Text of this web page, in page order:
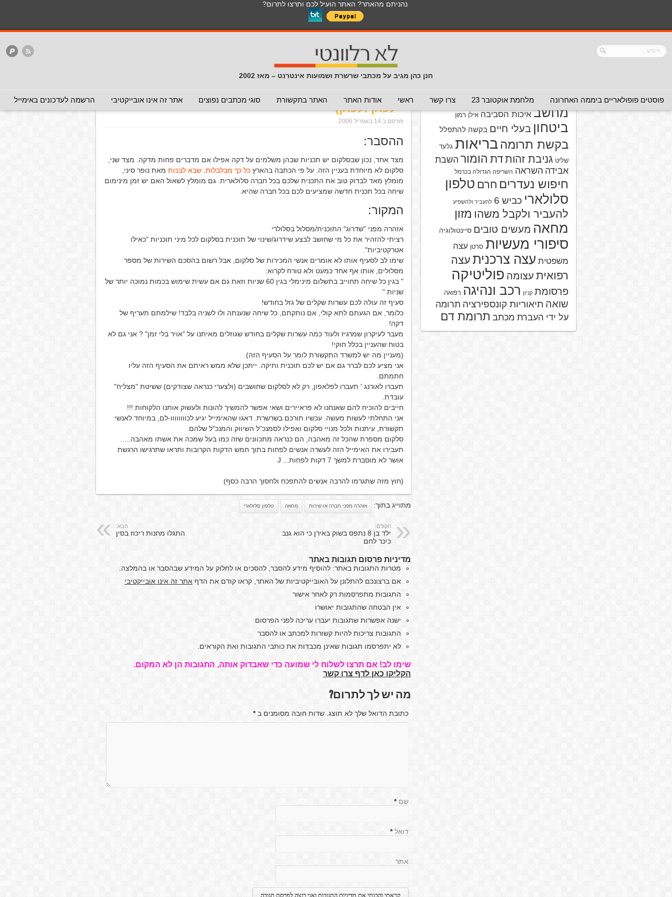
נהניתם מהאתר? האתר הועיל לכם ותרצו לתרום?
חנן כהן מגיב על מכתבי שרשרת ושמועות אינטרנט – מאז 2002
פוסטים פופולאריים ביממה האחרונה מלחמת אוקטובר 23 צרו קשר ראשי אודות האתר האתר בתקשורת סוגי מכתבים נפוצים אתר זה אינו אובייקטיבי הרשמה לעדכונים באימייל
לכל התכנים באתר בנושא נגיף הקורונה
כללי מכתב חוזר מכתבים נפוצים המלצה - לא להעביר המלצה - אפשר להעביר
המלצה - לכאן ולכאן
הנך כאן:דף הבית/המלצה - לכאן ולכאן/ככה סלקום עובדים עלינו בעיניים תעבירו לכולם
- לכאן ולכאן)
פורסם ב 14 באפריל 2006
ההסבר:
מצד אחד, נכון שבסלקום יש תכניות שבהן משלמים על דקה אפילו אם מדברים פחות מדקה. מצד שני,
סלקום לא מיוחדת בעניין הזה. על פי הכתבה בהארץ כל כך מבלבלות, שבא לבכות מאת נופר סיני,
מומלץ מאד לבדוק טוב את התכנית שלכם בכל חברה סלולארית. גם מומלץ לשאול האם יש זמן מינימום
שיחה בכל תכנית חדשה שמציעים לכם בכל חברה שהיא.
המקור:
אזהרה מפני "שדרוג" התוכנית/מסלול בסלולרי
רציתי להזהיר את כל מי שחושב לבצע שידרוג/שינוי של תוכנית בסלקום לכל מיני תוכניות "כאילו
אטרקטיביות".
שימו לב לסעיף אותו לא אומרים אנשי המכירות של סלקום, אבל רשום בהסכם השירות של מספר
מסלולים, אותו אף אחד כמעט ולא טורח לקרוא:
" בגין כל שיחה תחוייב בתשלום מינימלי בגין 60 שניות וזאת גם אם עשית שימוש בכמות נמוכה יותר של
שניות "
סעיף זה עולה לכם עשרות שקלים של גזל בחודש!
כלומר, אם הגעתם לתא קולי, אם נותקתם, כל שיחה שנענתה ולו לשניה בלבד! שילמתם תעריף של
דקה!
מעבר לעיקרון שמרגיז ולעוד כמה עשרות שקלים בחודש שגוזלים מאיתנו על "אויר בלי זמן" ? אני גם לא
בטוח שהעניין בכלל חוקי!
(מעניין מה יש למשרד התקשורת לומר על הסעיף הזה)
אני מציע לכם לברר גם אם יש לכם תוכנית ותיקה. ייתכן שלא ממש ראיתם את הסעיף הזה עליו
חתמתם.
תעברו לאורנג ' תעברו לפלאפון, רק לא לסלקום שחושבים (ולצערי כנראה שצודקים) ששיטת "מצליח"
עובדת.
חייבים להוכיח להם שאנחנו לא פראיירים ושאי אפשר להמשיך להונות ולעשוק אותנו הלקוחות !!!
אני התחלתי לעשות מעשה. עכשיו תורכם בשרשרת. דאגו שהאימייל יגיע לכוווווווו-לם, במיוחד לאנשי
תקשורת, עיתנות ולכל מנויי סלקום ואפילו לסמנכ"ל השיווק והמנכ"ל שלהם.
סלקום מספרת שהכל זה מאהבה, הם כנראה מתכוונים שזה כמו בעל שמכה את אשתו מאהבה.....
תעבירו את האימייל הזה לעשרה אנשים לפחות בתוך חמש הדקות הקרובות ותראו שתרגישו הרגשת
אושר לא מוסברת למשך 7 דקות לפחות... J
(חוץ מזה שתגרמו להרבה אנשים להתפכח ולחסוך הרבה כסף)
מתוייג בתוך: אזהרה מפני חברה או שירות מחאה טלפון סלולארי
הקודם:
ילד בן 8 נתפס בשוק באירן כי הוא גנב
כיכר לחם
הבא:
התגלו מחנות ריכוז בסין
מדיניות פרסום תגובות באתר
מטרות התגובות באתר: להוסיף מידע להסבר, להסכים או לחלוק על המידע שבהסבר או בהמלצה.
אם ברצונכם להתלונן על האובייקטיביות של האתר, קראו קודם את הדף אתר זה אינו אובייקטיבי
התגובות מתפרסמות רק לאחר אישור
אין הבטחה שהתגובות יאושרו
ישנה אפשרות שתגובות יעברו עריכה לפני הפרסום
התגובות צריכות להיות קשורות למכתב או להסבר
לא יתפרסמו תגובות שאינן מכבדות את כותבי התגובות ואת הקוראים.
שימו לב! אם תרצו לשלוח לי שמועה כדי שאבדוק אותה, התגובות הן לא המקום.
הקליקו כאן לדף צרו קשר
מה יש לך לתרום?
כתובת הדואל שלך לא תוצג. שדות חובה מסומנים ב*
שם *
דואל *
אתר
מפני מוצריםאזהרת וירוס
מחשב איכות הסביבה אילן רמון
ביטחון בעלי חיים בקשה להתפלל
בקשת תרומהבריאות גלעד
שליט גניבת זהותדת הומור השבת
אבידה השראה השריפה הגדולה בכרמל
חיפוש נעדרים חרם טלפון
סלולארי כביש 6 להעביר ולהשפיע
להעביר ולקבל משהו מזון
מחאה מעשים טובים סיינטולוגיה
סיפורי מעשיות סרטן עצה
משפטית עצה צרכנית עצה
רפואית עצומה פוליטיקה
פרסומת קניון רכב ונהיגה רפואה
שואה תיאוריות קונספירציה תרומה
על ידי העברת מכתב תרומת דם